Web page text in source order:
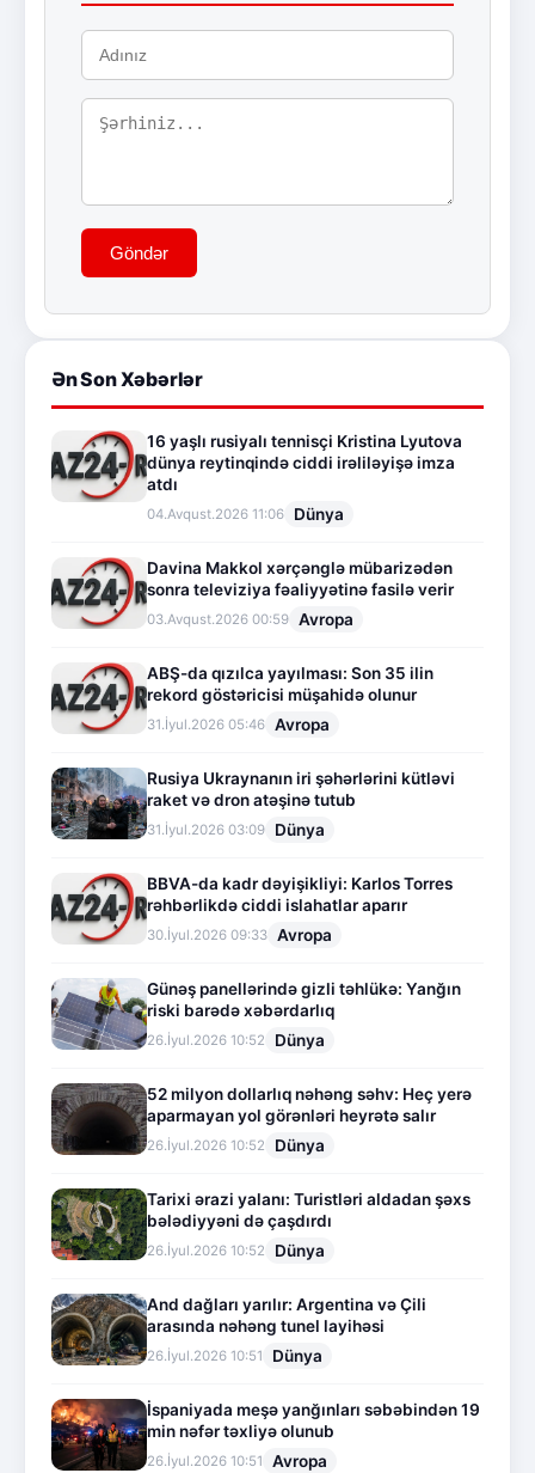
Göndər
Ən Son Xəbərlər
16 yaşlı rusiyalı tennisçi Kristina Lyutova
dünya reytinqində ciddi irəliləyişə imza
atdı
04.Avqust.2026 11:06 Dünya
Davina Makkol xərçənglə mübarizədən
sonra televiziya fəaliyyətinə fasilə verir
03.Avqust.2026 00:59 Avropa
ABŞ-da qızılca yayılması: Son 35 ilin
rekord göstəricisi müşahidə olunur
31.İyul.2026 05:46 Avropa
Rusiya Ukraynanın iri şəhərlərini kütləvi
raket və dron atəşinə tutub
31.İyul.2026 03:09 Dünya
BBVA-da kadr dəyişikliyi: Karlos Torres
rəhbərlikdə ciddi islahatlar aparır
30.İyul.2026 09:33 Avropa
Günəş panellərində gizli təhlükə: Yanğın
riski barədə xəbərdarlıq
26.İyul.2026 10:52 Dünya
52 milyon dollarlıq nəhəng səhv: Heç yerə
aparmayan yol görənləri heyrətə salır
26.İyul.2026 10:52 Dünya
Tarixi ərazi yalanı: Turistləri aldadan şəxs
bələdiyyəni də çaşdırdı
26.İyul.2026 10:52 Dünya
And dağları yarılır: Argentina və Çili
arasında nəhəng tunel layihəsi
26.İyul.2026 10:51 Dünya
İspaniyada meşə yanğınları səbəbindən 19
min nəfər təxliyə olunub
26.İyul.2026 10:51 Avropa